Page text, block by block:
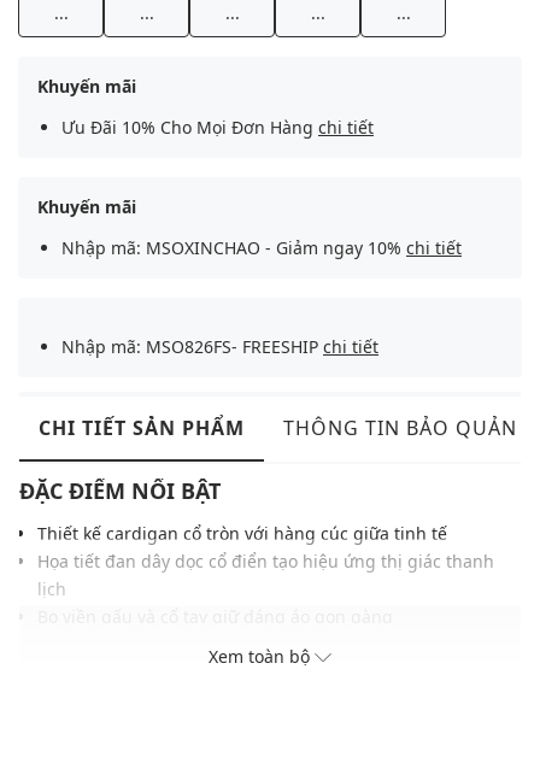
... ... ... ... ...
Khuyến mãi
Ưu Đãi 10% Cho Mọi Đơn Hàng chi tiết
Khuyến mãi
Nhập mã: MSOXINCHAO - Giảm ngay 10% chi tiết
Nhập mã: MSO826FS- FREESHIP chi tiết
CHI TIẾT SẢN PHẨM THÔNG TIN BẢO QUẢN
ĐẶC ĐIỂM NỔI BẬT
Thiết kế cardigan cổ tròn với hàng cúc giữa tinh tế
Họa tiết đan dây dọc cổ điển tạo hiệu ứng thị giác thanh
lịch
Chất liệu len mềm mại, thoáng khí, dễ chịu khi mặc
Phom ôm nhẹ tôn dáng, thoải mái khi vận động
Xem toàn bộ